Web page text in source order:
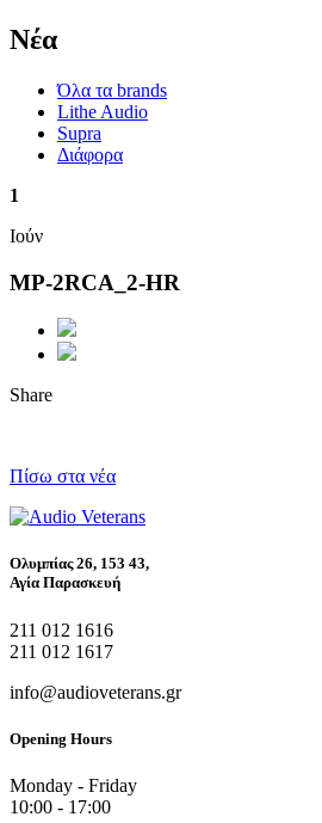
Nέα
Όλα τα brands
Lithe Audio
Supra
Διάφορα
1
Ιούν
MP-2RCA_2-HR
Share
Πίσω στα νέα
Ολυμπίας 26, 153 43,
Αγία Παρασκευή
211 012 1616
211 012 1617
info@audioveterans.gr
Opening Hours
Monday - Friday
10:00 - 17:00